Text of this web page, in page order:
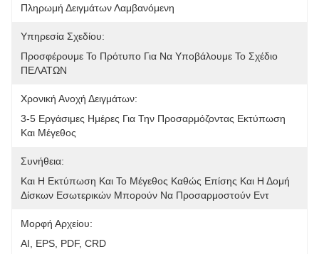
Πληρωμή Δειγμάτων Λαμβανόμενη
Υπηρεσία Σχεδίου:
Προσφέρουμε Το Πρότυπο Για Να Υποβάλουμε Το Σχέδιο
ΠΕΛΑΤΩΝ
Χρονική Ανοχή Δειγμάτων:
3-5 Εργάσιμες Ημέρες Για Την Προσαρμόζοντας Εκτύπωση
Και Μέγεθος
Συνήθεια:
Και Η Εκτύπωση Και Το Μέγεθος Καθώς Επίσης Και Η Δομή
Δίσκων Εσωτερικών Μπορούν Να Προσαρμοστούν Εντ
Μορφή Αρχείου:
AI, EPS, PDF, CRD